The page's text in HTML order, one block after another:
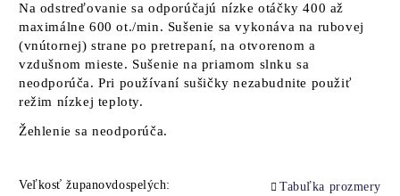
Na odstreďovanie sa odporúčajú nízke otáčky 400 až
maximálne 600 ot./min. Sušenie sa vykonáva na rubovej
(vnútornej) strane po pretrepaní, na otvorenom a
vzdušnom mieste. Sušenie na priamom slnku sa
neodporúča. Pri používaní sušičky nezabudnite použiť
režim nízkej teploty.
Žehlenie sa neodporúča.
Veľkosť županovdospelých: Tabuľka prozmery